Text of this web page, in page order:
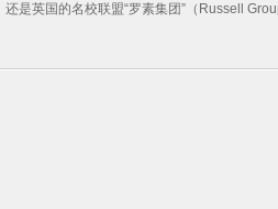
还是英国的名校联盟“罗素集团”（Russell